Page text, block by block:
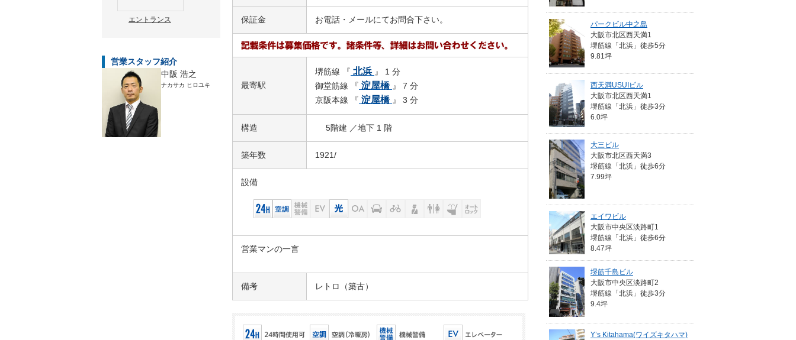
エントランス
営業スタッフ紹介
中阪 浩之
ナカサカ ヒロユキ
保証金 お電話・メールにてお問合下さい。
最寄駅
堺筋線 『 北浜 』 1 分
御堂筋線 『 淀屋橋 』 7 分
京阪本線 『 淀屋橋 』 3 分
構造 5階建 ／地下 1 階
築年数 1921/
設備
営業マンの一言
備考 レトロ（築古）
パークビル中之島
大阪市北区西天満1
堺筋線「北浜」徒歩5分
9.81坪
西天満USUIビル
大阪市北区西天満1
堺筋線「北浜」徒歩3分
6.0坪
大三ビル
大阪市北区西天満3
堺筋線「北浜」徒歩6分
7.99坪
エイワビル
大阪市中央区淡路町1
堺筋線「北浜」徒歩6分
8.47坪
堺筋千島ビル
大阪市中央区淡路町2
堺筋線「北浜」徒歩3分
9.4坪
Y’s Kitahama(ワイズキタハマ)